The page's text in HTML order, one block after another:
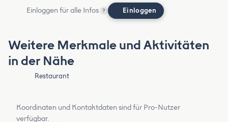
Einloggen für alle Infos ? Einloggen
Weitere Merkmale und Aktivitäten
in der Nähe
Restaurant
Koordinaten und Kontaktdaten sind für Pro-Nutzer
verfügbar.